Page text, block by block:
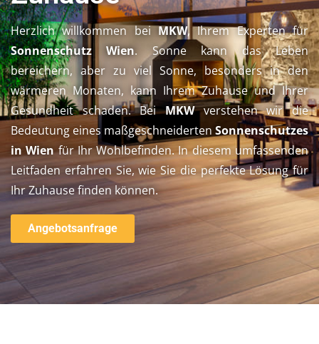
Herzlich willkommen beiMKW, Ihrem Experten für
Sonnenschutz Wien. Sonne kann das Leben
bereichern, aber zu viel Sonne, besonders in den
wärmeren Monaten, kann Ihrem Zuhause und Ihrer
Gesundheit schaden. BeiMKWverstehen wir die
Bedeutung eines maßgeschneiderten Sonnenschutzes
in Wienfür Ihr Wohlbefinden. In diesem umfassenden
Leitfaden erfahren Sie, wie Sie die perfekte Lösung für
Ihr Zuhause finden können.
Angebotsanfrage